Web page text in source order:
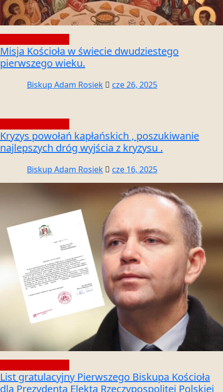
Misja Kościoła w świecie dwudziestego
pierwszego wieku.
Biskup Adam Rosiek cze 26, 2025
Kryzys powołań kapłańskich , poszukiwanie
najlepszych dróg wyjścia z kryzysu .
Biskup Adam Rosiek cze 16, 2025
List gratulacyjny Pierwszego Biskupa Kościoła
dla Prezydenta Elekta Rzeczypospolitej Polskiej